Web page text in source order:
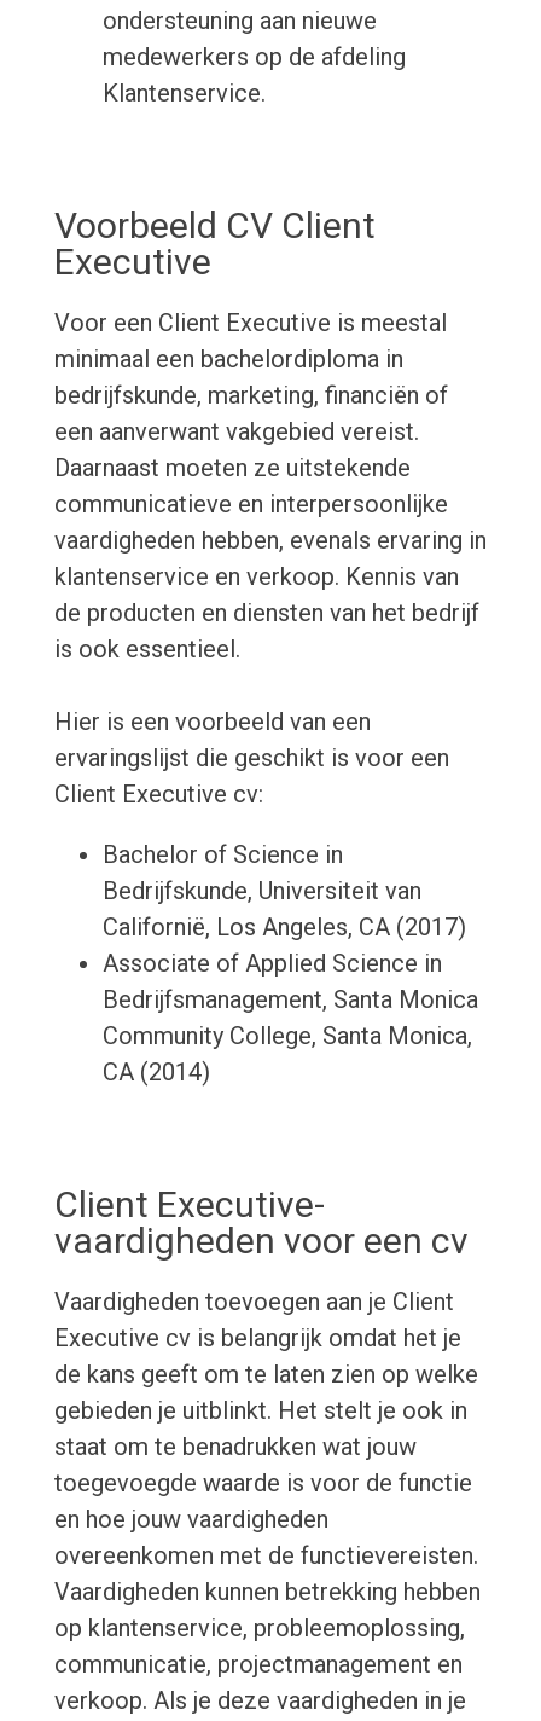
ondersteuning aan nieuwe
medewerkers op de afdeling
Klantenservice.
Voorbeeld CV Client
Executive
Voor een Client Executive is meestal
minimaal een bachelordiploma in
bedrijfskunde, marketing, financiën of
een aanverwant vakgebied vereist.
Daarnaast moeten ze uitstekende
communicatieve en interpersoonlijke
vaardigheden hebben, evenals ervaring in
klantenservice en verkoop. Kennis van
de producten en diensten van het bedrijf
is ook essentieel.
Hier is een voorbeeld van een
ervaringslijst die geschikt is voor een
Client Executive cv:
Bachelor of Science in
Bedrijfskunde, Universiteit van
Californië, Los Angeles, CA (2017)
Associate of Applied Science in
Bedrijfsmanagement, Santa Monica
Community College, Santa Monica,
CA (2014)
Client Executive-
vaardigheden voor een cv
Vaardigheden toevoegen aan je Client
Executive cv is belangrijk omdat het je
de kans geeft om te laten zien op welke
gebieden je uitblinkt. Het stelt je ook in
staat om te benadrukken wat jouw
toegevoegde waarde is voor de functie
en hoe jouw vaardigheden
overeenkomen met de functievereisten.
Vaardigheden kunnen betrekking hebben
op klantenservice, probleemoplossing,
communicatie, projectmanagement en
verkoop. Als je deze vaardigheden in je